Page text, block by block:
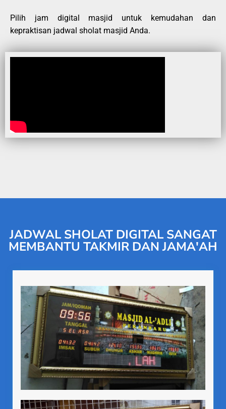
Pilih jam digital masjid untuk kemudahan dan
kepraktisan jadwal sholat masjid Anda.
JADWAL SHOLAT DIGITAL SANGAT
MEMBANTU TAKMIR DAN JAMA'AH